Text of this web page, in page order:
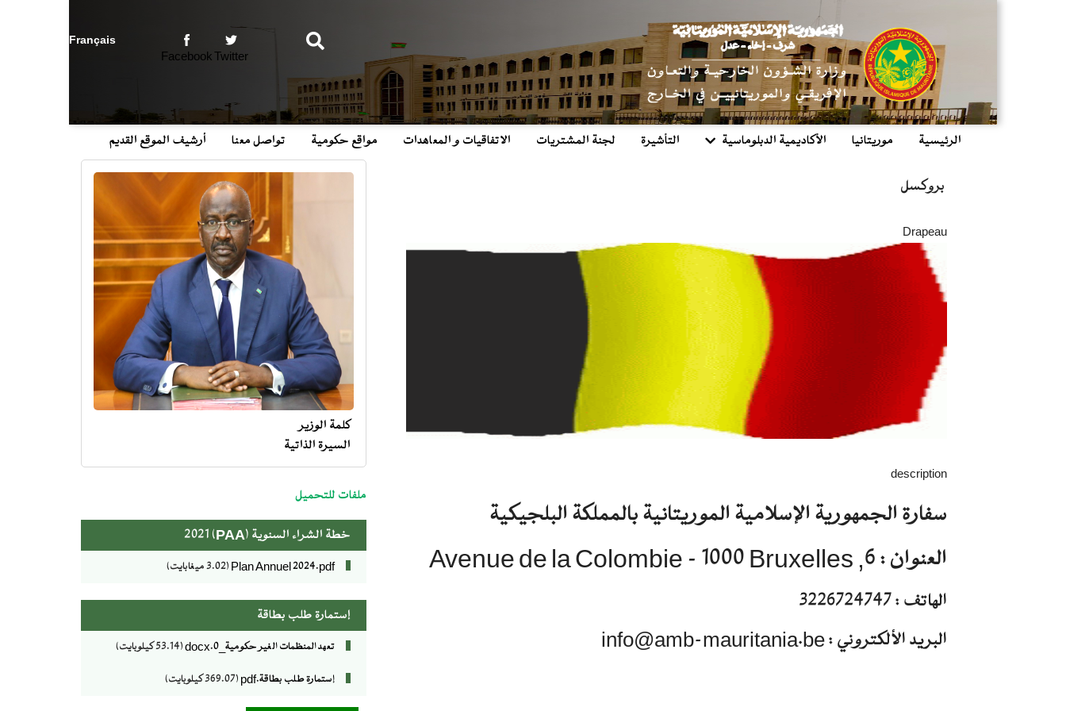
Twitter
Facebook
menu
الرئيسية موريتانيا الأكاديمية الدبلوماسية التأشيرة لجنة المشتريات الاتفاقيات و المعاهدات مواقع حكومية تواصل معنا أرشيف الموقع القديم
menu
ministre
كلمة الوزير
السيرة الذاتية
ملفات للتحميل
خطة الشراء السنوية (PAA) 2021
Plan Annuel 2024.pdf (3.02 ميغابايت)
إستمارة طلب بطاقة
تعهد المنظمات الغير حكومية_0.docx (53.14 كيلوبايت)
إستمارة طلب بطاقة.pdf (369.07 كيلوبايت)
بروكسل
Drapeau
description
سفارة الجمهورية الإسلامية الموريتانية بالمملكة البلجيكية
العنوان : 6, Avenue de la Colombie - 1000 Bruxelles
الهاتف : 3226724747
البريد الألكتروني : info@amb-mauritania.be